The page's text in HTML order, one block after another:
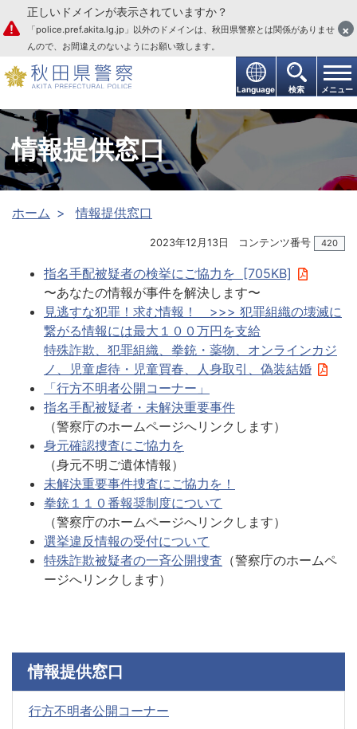
本文へ
Language 検索 メニュー
正しいドメインが表示されていますか？
「police.pref.akita.lg.jp」以外のドメインは、秋田県警察とは関係がありませ
んので、お間違えのないようにお願い致します。
×
情報提供窓口
ホーム 情報提供窓口
2023年12月13日 コンテンツ番号 420
指名手配被疑者の検挙にご協力を [705KB]
〜あなたの情報が事件を解決します〜
見逃すな犯罪！求む情報！ >>> 犯罪組織の壊滅に
繋がる情報には最大１００万円を支給
特殊詐欺、犯罪組織、拳銃・薬物、オンラインカジ
ノ、児童虐待・児童買春、人身取引、偽装結婚
「行方不明者公開コーナー」
指名手配被疑者・未解決重要事件
（警察庁のホームページへリンクします）
身元確認捜査にご協力を
（身元不明ご遺体情報）
未解決重要事件捜査にご協力を！
拳銃１１０番報奨制度について
（警察庁のホームページへリンクします）
選挙違反情報の受付について
特殊詐欺被疑者の一斉公開捜査 （警察庁のホームペ
ージへリンクします）
情報提供窓口
行方不明者公開コーナー